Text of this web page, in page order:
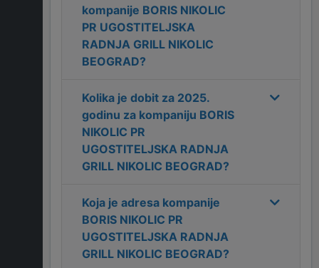
kompanije BORIS NIKOLIC
PR UGOSTITELJSKA
RADNJA GRILL NIKOLIC
BEOGRAD?
Kolika je dobit za 2025.
godinu za kompaniju BORIS
NIKOLIC PR
UGOSTITELJSKA RADNJA
GRILL NIKOLIC BEOGRAD?
Koja je adresa kompanije
BORIS NIKOLIC PR
UGOSTITELJSKA RADNJA
GRILL NIKOLIC BEOGRAD?